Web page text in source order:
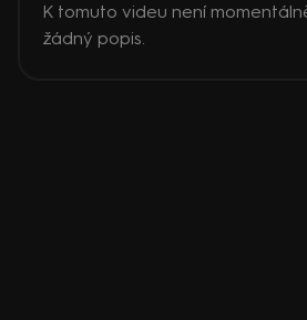
K tomuto videu není
žádný popis.